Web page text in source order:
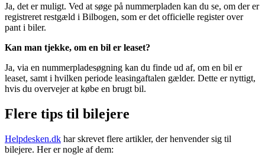
Ja, det er muligt. Ved at søge på nummerpladen kan du se, om der er
registreret restgæld i Bilbogen, som er det officielle register over
pant i biler.
Kan man tjekke, om en bil er leaset?
Ja, via en nummerpladesøgning kan du finde ud af, om en bil er
leaset, samt i hvilken periode leasingaftalen gælder. Dette er nyttigt,
hvis du overvejer at købe en brugt bil​.
Flere tips til bilejere
Helpdesken.dk har skrevet flere artikler, der henvender sig til
bilejere. Her er nogle af dem: